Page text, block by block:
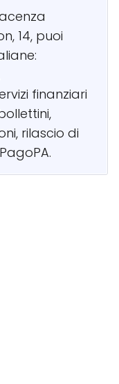
14, puoi
finanziari
rilascio di